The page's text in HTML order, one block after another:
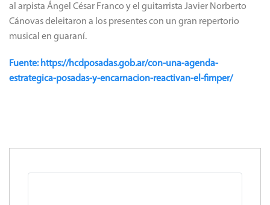
al arpista Ángel César Franco y el guitarrista Javier Norberto
Cánovas deleitaron a los presentes con un gran repertorio
musical en guaraní.
Fuente: https://hcdposadas.gob.ar/con-una-agenda-
estrategica-posadas-y-encarnacion-reactivan-el-fimper/